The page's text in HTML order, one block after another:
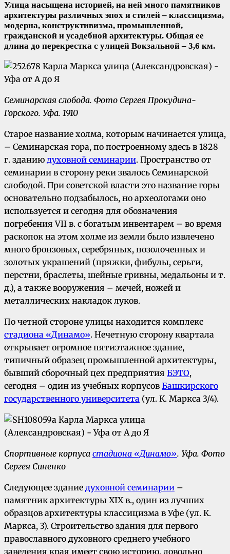
Улица насыщена историей, на ней много памятников
архитектуры различных эпох и стилей – классицизма,
модерна, конструктивизма, промышленной,
гражданской и усадебной архитектуры. Общая ее
длина до перекрестка с улицей Вокзальной – 3,6 км.
Семинарская слобода. Фото Сергея Прокудина-
Горского. Уфа. 1910
Старое название холма, которым начинается улица,
– Семинарская гора, по построенному здесь в 1828
г. зданию духовной семинарии. Пространство от
семинарии в сторону реки звалось Семинарской
слободой. При советской власти это название горы
основательно подзабылось, но археологами оно
используется и сегодня для обозначения
погребения VII в. с богатым инвентарем – во время
раскопок на этом холме из земли было извлечено
много бронзовых, серебряных, позолоченных и
золотых украшений (пряжки, фибулы, серьги,
перстни, браслеты, шейные гривны, медальоны и т.
д.), а также вооружения – мечей, ножей и
металлических накладок луков.
По четной стороне улицы находится комплекс
стадиона «Динамо». Нечетную сторону квартала
открывает огромное пятиэтажное здание,
типичный образец промышленной архитектуры,
бывший сборочный цех предприятия БЭТО,
сегодня – один из учебных корпусов Башкирского
государственного университета (ул. К. Маркса 3/4).
Спортивные корпуса стадиона «Динамо». Уфа. Фото
Сергея Синенко
Следующее здание духовной семинарии –
памятник архитектуры XIX в., один из лучших
образцов архитектуры классицизма в Уфе (ул. К.
Маркса, 3). Строительство здания для первого
православного духовного среднего учебного
заведения края имеет свою историю, довольно